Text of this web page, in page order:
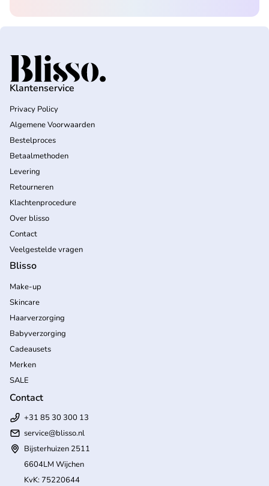
Home
Klantenservice
Privacy Policy
Algemene Voorwaarden
Bestelproces
Betaalmethoden
Levering
Retourneren
Klachtenprocedure
Over blisso
Contact
Veelgestelde vragen
Blisso
Make-up
Skincare
Haarverzorging
Babyverzorging
Cadeausets
Merken
SALE
Contact
+31 85 30 300 13
service@blisso.nl
Bijsterhuizen 2511
6604LM Wijchen
KvK: 75220644